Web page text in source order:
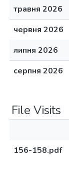
травня 2026
червня 2026
липня 2026
серпня 2026
File Visits
156-158.pdf